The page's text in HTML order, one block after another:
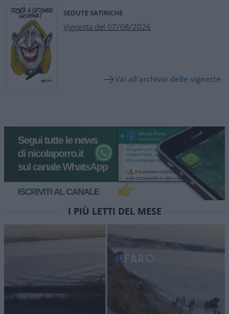
SEDUTE SATIRICHE
Vignetta del 07/08/2026
Vai all'archivio delle vignette
I PIÙ LETTI DEL MESE